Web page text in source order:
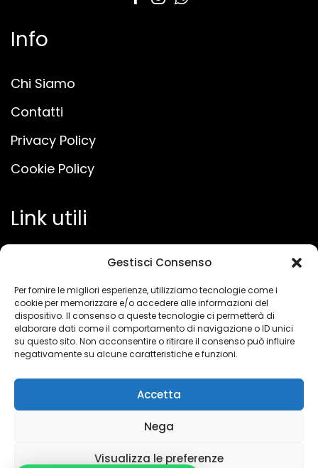
Gestisci Consenso
Per fornire le migliori esperienze, utilizziamo tecnologie come i
cookie per memorizzare e/o accedere alle informazioni del
dispositivo. Il consenso a queste tecnologie ci permetterà di
elaborare dati come il comportamento di navigazione o ID unici
su questo sito. Non acconsentire o ritirare il consenso può influire
negativamente su alcune caratteristiche e funzioni.
Accetta
Nega
Visualizza le preferenze
Info
Chi Siamo
Contatti
Privacy Policy
Cookie Policy
Link utili
Condizioni Generali di Contratto
Condizioni d'Uso del Sito
Horeca